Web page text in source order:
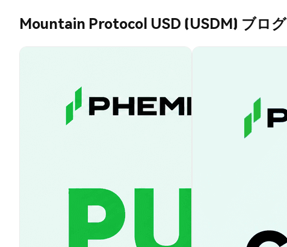
Mountain Protocol USD (USDM) ブログ